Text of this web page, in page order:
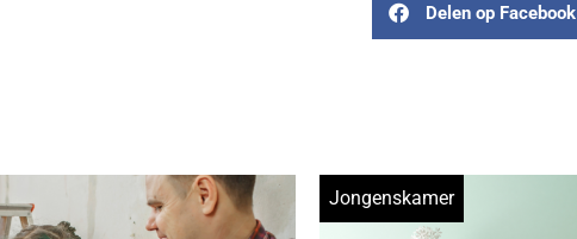
Delen op Facebook
Jongenskamer